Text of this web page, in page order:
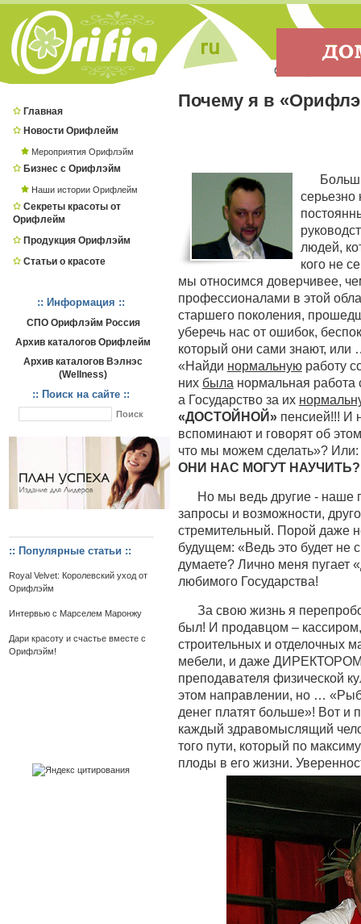
Главная
Новости Орифлейм
Мероприятия Орифлэйм
Бизнес с Орифлэйм
Наши истории Орифлейм
Секреты красоты от
Орифлейм
Продукция Орифлэйм
Статьи о красоте
:: Информация ::
СПО Орифлэйм Россия
Архив каталогов Орифлейм
Архив каталогов Вэлнэс
(Wellness)
:: Поиск на сайте ::
:: Популярные статьи ::
Royal Velvet: Королевский уход от
Орифлэйм
Интервью с Марселем Маронжу
Дари красоту и счастье вместе с
Орифлэйм!
Почему я в
людей,
кого не
мы относимся доверчивее,
профессионалами в этой
старшего поколения,
уберечь нас от ошибок,
который они сами знают,
«Найди нормальнуюработу
них была нормальная работа
а Государство за их
«ДОСТОЙНОЙ»пенсией!!! И
вспоминают и говорят об
что мы можем сделать»?
ОНИ НАС МОГУТ
Но мы ведь другие - наше
запросы и возможности,
стремительный. Порой даже
будущем: «Ведь это будет
думаете? Лично меня пугает
любимого Государства!
За свою жизнь я
был! И продавцом –
строительных и отделочных
мебели, и даже ДИРЕКТОРОМ
преподавателя физической
этом направлении, но …
денег платят больше»! Вот и
каждый здравомыслящий
того пути, который по
плоды в его жизни.